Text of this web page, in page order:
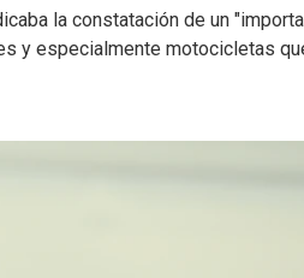
la constatación de un
y especialmente motocicletas